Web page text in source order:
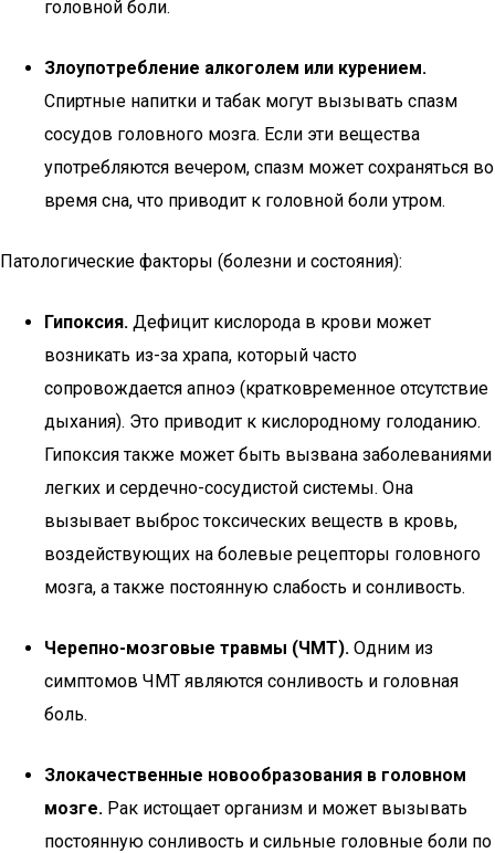
головной боли.
Злоупотребление алкоголем или курением.
Спиртные напитки и табак могут вызывать спазм
сосудов головного мозга. Если эти вещества
употребляются вечером, спазм может сохраняться во
время сна, что приводит к головной боли утром.
Патологические факторы (болезни и состояния):
Гипоксия. Дефицит кислорода в крови может
возникать из-за храпа, который часто
сопровождается апноэ (кратковременное отсутствие
дыхания). Это приводит к кислородному голоданию.
Гипоксия также может быть вызвана заболеваниями
легких и сердечно-сосудистой системы. Она
вызывает выброс токсических веществ в кровь,
воздействующих на болевые рецепторы головного
мозга, а также постоянную слабость и сонливость.
Черепно-мозговые травмы (ЧМТ). Одним из
симптомов ЧМТ являются сонливость и головная
боль.
Злокачественные новообразования в головном
мозге. Рак истощает организм и может вызывать
постоянную сонливость и сильные головные боли по